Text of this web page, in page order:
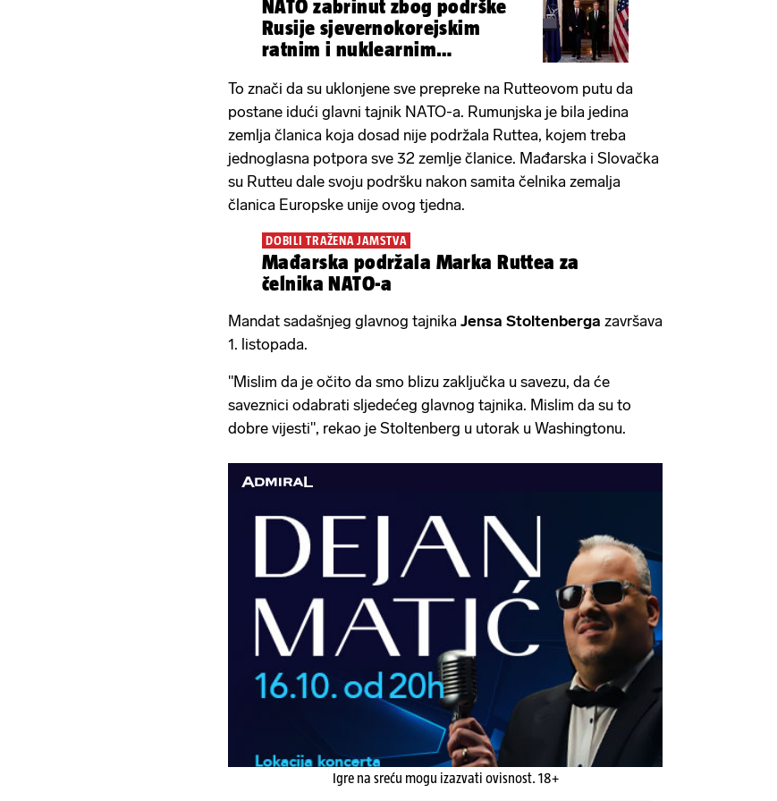
NATO zabrinut zbog podrške
Rusije sjevernokorejskim
ratnim i nuklearnim
To znači da su uklonjene sve prepreke na Rutteovom putu da
postane idući glavni tajnik NATO-a. Rumunjska je bila jedina
zemlja članica koja dosad nije podržala Ruttea, kojem treba
jednoglasna potpora sve 32 zemlje članice. Mađarska i Slovačka
su Rutteu dale svoju podršku nakon samita čelnika zemalja
članica Europske unije ovog tjedna.
DOBILI TRAŽENA JAMSTVA
Mađarska podržala Marka Ruttea za
čelnika NATO-a
Mandat sadašnjeg glavnog tajnika Jensa Stoltenberga završava
1. listopada.
"Mislim da je očito da smo blizu zaključka u savezu, da će
saveznici odabrati sljedećeg glavnog tajnika. Mislim da su to
dobre vijesti", rekao je Stoltenberg u utorak u Washingtonu.
Igre na sreću mogu izazvati ovisnost. 18+